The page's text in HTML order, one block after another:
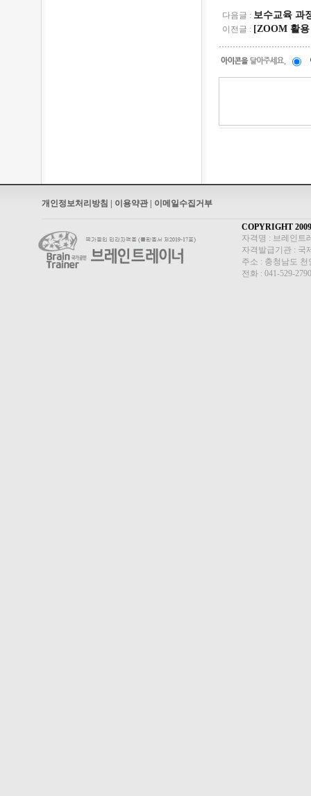
다음글 : 보수교육 과
이전글 : [ZOOM 활
개인정보처리방침 | 이용약관 | 이메일수집거부
COPYRIGHT 2009
자격명 : 브레인트
자격발급기관 : 국
주소 : 충청남도
전화 : 041-529-